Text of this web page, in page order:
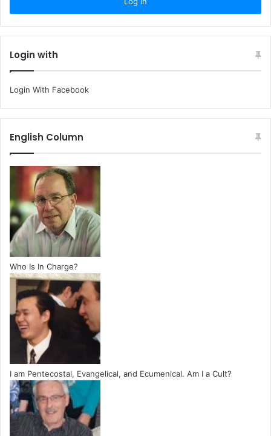
Login with
Login With Facebook
English Column
Who Is In Charge?
I am Pentecostal, Evangelical, and Ecumenical. Am I a Cult?